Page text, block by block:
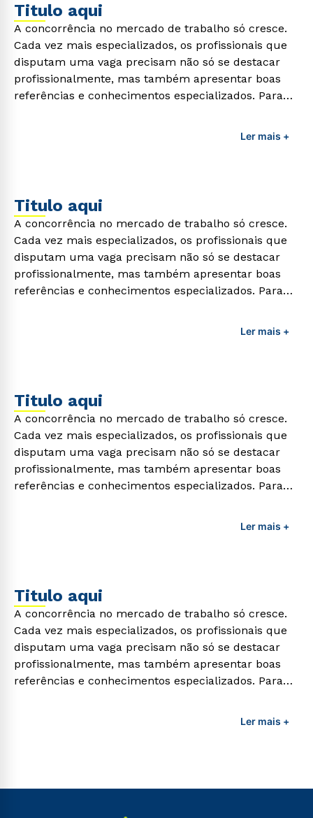
Titulo aqui
A concorrência no mercado de trabalho só cresce.
Cada vez mais especializados, os profissionais que
disputam uma vaga precisam não só se destacar
profissionalmente, mas também apresentar boas
referências e conhecimentos especializados. Para
profissionais da área é preciso garantir uma
Ler mais +
Titulo aqui
A concorrência no mercado de trabalho só cresce.
Cada vez mais especializados, os profissionais que
disputam uma vaga precisam não só se destacar
profissionalmente, mas também apresentar boas
referências e conhecimentos especializados. Para
profissionais da área é preciso garantir uma
Ler mais +
Titulo aqui
A concorrência no mercado de trabalho só cresce.
Cada vez mais especializados, os profissionais que
disputam uma vaga precisam não só se destacar
profissionalmente, mas também apresentar boas
referências e conhecimentos especializados. Para
profissionais da área é preciso garantir uma
Ler mais +
Titulo aqui
A concorrência no mercado de trabalho só cresce.
Cada vez mais especializados, os profissionais que
disputam uma vaga precisam não só se destacar
profissionalmente, mas também apresentar boas
referências e conhecimentos especializados. Para
profissionais da área é preciso garantir uma
Ler mais +